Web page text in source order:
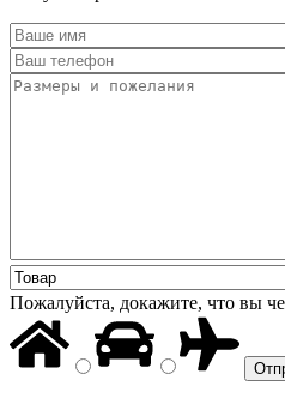
Пожалуйста, докажите, что вы